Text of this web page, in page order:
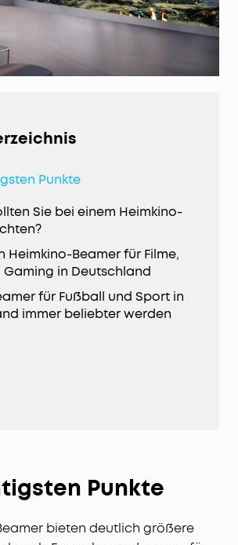
Punkte
Sie bei einem Heimkino-
Heimkino-Beamer für Filme,
in Deutschland
für Fußball und Sport in
immer beliebter werden
Punkte
bieten deutlich größere